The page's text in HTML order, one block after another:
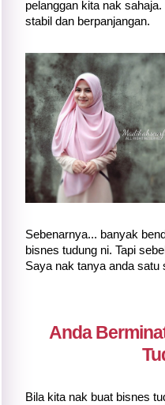
pelanggan kita nak
stabil dan berpanjangan.
Sebenarnya... banyak
bisnes tudung ni. Tapi
Saya nak tanya anda satu
Anda
Bila kita nak buat bisnes